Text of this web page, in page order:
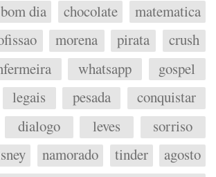
bom dia chocolate
matematica
morena pirata
crush
whatsapp
gospel
legais pesada
conquistar
dialogo leves
sorriso
namorado tinder
agosto